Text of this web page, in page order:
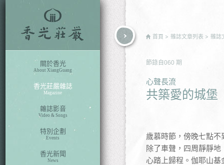
關於香光
About XiangGuang
香光莊嚴雜誌
Magazine
雜誌影音
Video & Songs
特別企劃
Events
香光新聞
News
首頁 雜誌文章列表 雜誌
節錄自 060 期
心聲長流
共築愛的城堡
歲慕時節，傍晚七點
除了車聲，四周靜靜
心踏上歸程。伽耶山